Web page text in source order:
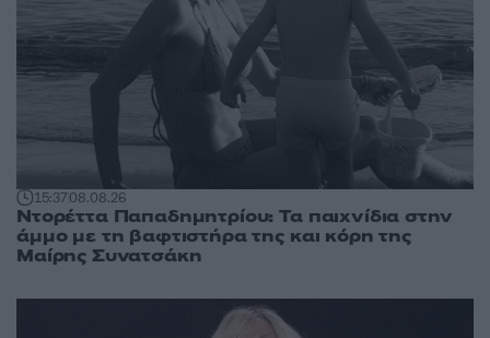
15:3708.08.26
Ντορέττα Παπαδημητρίου: Τα παιχνίδια στην
άμμο με τη βαφτιστήρα της και κόρη της
Μαίρης Συνατσάκη